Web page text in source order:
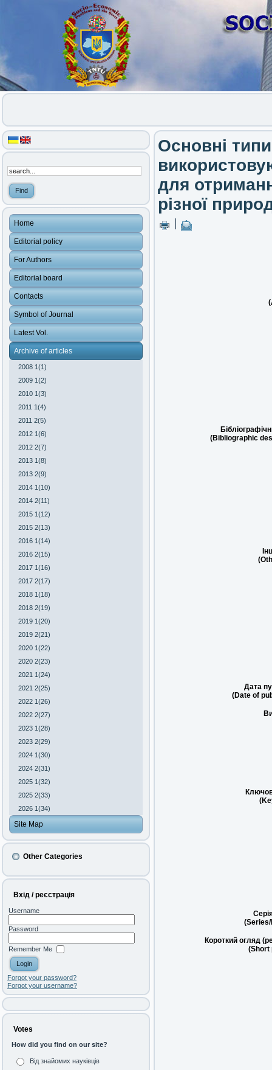
Home
Editorial policy
For Authors
Editorial board
Contacts
Symbol of Journal
Latest Vol.
Archive of articles
2008 1(1)
2009 1(2)
2010 1(3)
2011 1(4)
2011 2(5)
2012 1(6)
2012 2(7)
2013 1(8)
2013 2(9)
2014 1(10)
2014 2(11)
2015 1(12)
2015 2(13)
2016 1(14)
2016 2(15)
2017 1(16)
2017 2(17)
2018 1(18)
2018 2(19)
2019 1(20)
2019 2(21)
2020 1(22)
2020 2(23)
2021 1(24)
2021 2(25)
2022 1(26)
2022 2(27)
2023 1(28)
2023 2(29)
2024 1(30)
2024 2(31)
2025 1(32)
2025 2(33)
2026 1(34)
Site Map
Other Categories
Вхід / реєстрація
Username
Password
Remember Me
Forgot your password?
Forgot your username?
Votes
How did you find on our site?
Від знайомих науківців
Основні
для
різної
(Bibliographic
Дата
(Date of
Короткий огляд
(Short